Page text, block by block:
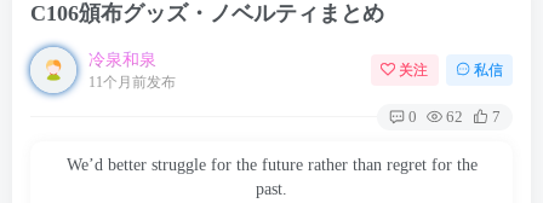
C106頒布グッズ・ノベルティまとめ
冷泉和泉
11个月前发布
关注 私信
0 62 7
We’d better struggle for the future rather than regret for the
past.